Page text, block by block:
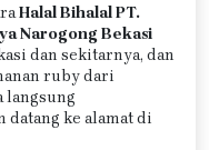
Halal Bihalal PT.
Narogong Bekasi
dan sekitarnya, dan
ruby dari
langsung
datang ke alamat di